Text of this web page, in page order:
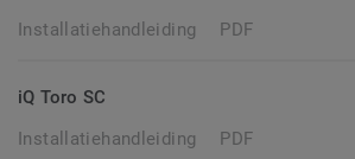
Installatiehandleiding
PDF
iQ Toro SC
Installatiehandleiding
PDF